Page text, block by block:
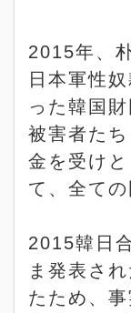
2015年、
日本軍性
った韓国
被害者た
金を受け
て、全て
2015韓日
ま発表さ
たため、